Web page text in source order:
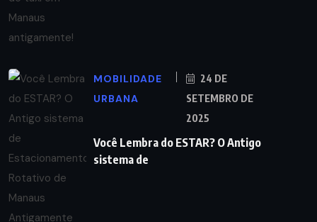
MOBILIDADE
URBANA
24 DE
SETEMBRO DE
2025
Você Lembra do ESTAR? O Antigo
sistema de